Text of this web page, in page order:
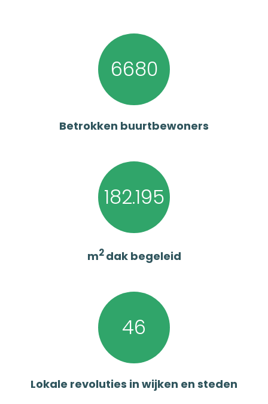
6680
Betrokken buurtbewoners
182.195
m2dak begeleid
46
Lokale revoluties in wijken en steden